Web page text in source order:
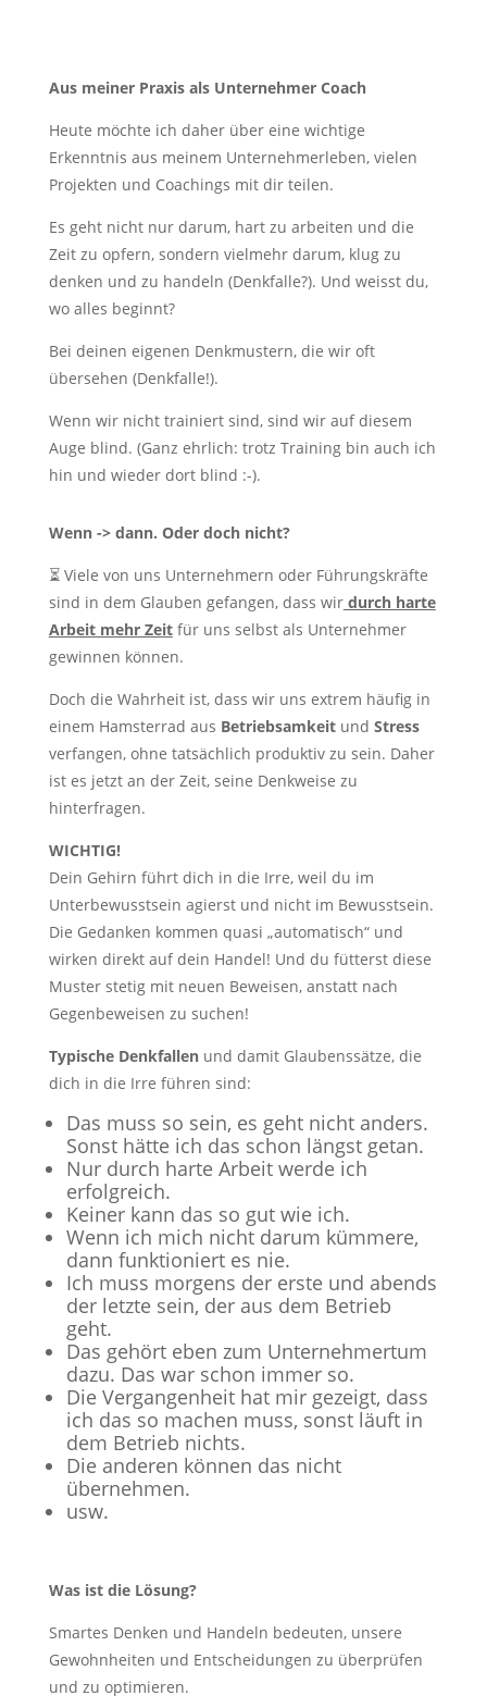
Aus meiner Praxis als Unternehmer Coach
Heute möchte ich daher über eine wichtige
Erkenntnis aus meinem Unternehmerleben, vielen
Projekten und Coachings mit dir teilen.
Es geht nicht nur darum, hart zu arbeiten und die
Zeit zu opfern, sondern vielmehr darum, klug zu
denken und zu handeln (Denkfalle?). Und weisst du,
wo alles beginnt?
Bei deinen eigenen Denkmustern, die wir oft
übersehen (Denkfalle!).
Wenn wir nicht trainiert sind, sind wir auf diesem
Auge blind. (Ganz ehrlich: trotz Training bin auch ich
hin und wieder dort blind :-).
Wenn -> dann. Oder doch nicht?
⏳ Viele von uns Unternehmern oder Führungskräfte
sind in dem Glauben gefangen, dass wirdurch harte
Arbeit mehr Zeitfür uns selbst als Unternehmer
gewinnen können.
Doch die Wahrheit ist, dass wir uns extrem häufig in
einem Hamsterrad aus Betriebsamkeitund Stress
verfangen, ohne tatsächlich produktiv zu sein. Daher
ist es jetzt an der Zeit, seine Denkweise zu
hinterfragen.
WICHTIG!
Dein Gehirn führt dich in die Irre, weil du im
Unterbewusstsein agierst und nicht im Bewusstsein.
Die Gedanken kommen quasi „automatisch“ und
wirken direkt auf dein Handel! Und du fütterst diese
Muster stetig mit neuen Beweisen, anstatt nach
Gegenbeweisen zu suchen!
Typische Denkfallenund damit Glaubenssätze, die
dich in die Irre führen sind:
Das muss so sein, es geht nicht anders.
Sonst hätte ich das schon längst getan.
Nur durch harte Arbeit werde ich
erfolgreich.
Keiner kann das so gut wie ich.
Wenn ich mich nicht darum kümmere,
dann funktioniert es nie.
Ich muss morgens der erste und abends
der letzte sein, der aus dem Betrieb
geht.
Das gehört eben zum Unternehmertum
dazu. Das war schon immer so.
Die Vergangenheit hat mir gezeigt, dass
ich das so machen muss, sonst läuft in
dem Betrieb nichts.
Die anderen können das nicht
übernehmen.
usw.
Was ist die Lösung?
Smartes Denken und Handeln bedeuten, unsere
Gewohnheiten und Entscheidungen zu überprüfen
und zu optimieren.